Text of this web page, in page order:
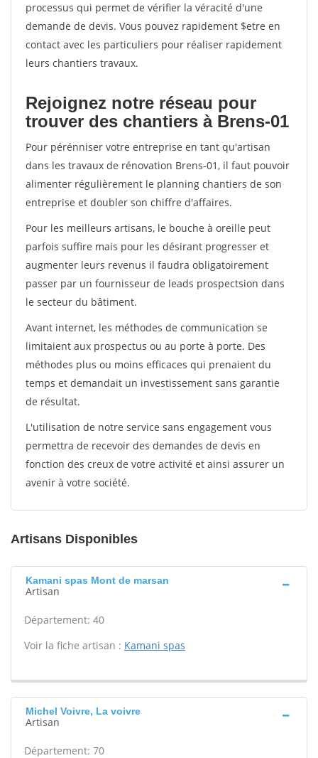
processus qui permet de vérifier la véracité d'une
demande de devis. Vous pouvez rapidement $etre en
contact avec les particuliers pour réaliser rapidement
leurs chantiers travaux.
Rejoignez notre réseau pour
trouver des chantiers à Brens-01
Pour pérénniser votre entreprise en tant qu'artisan
dans les travaux de rénovation Brens-01, il faut pouvoir
alimenter régulièrement le planning chantiers de son
entreprise et doubler son chiffre d'affaires.
Pour les meilleurs artisans, le bouche à oreille peut
parfois suffire mais pour les désirant progresser et
augmenter leurs revenus il faudra obligatoirement
passer par un fournisseur de leads prospectsion dans
le secteur du bâtiment.
Avant internet, les méthodes de communication se
limitaient aux prospectus ou au porte à porte. Des
méthodes plus ou moins efficaces qui prenaient du
temps et demandait un investissement sans garantie
de résultat.
L'utilisation de notre service sans engagement vous
permettra de recevoir des demandes de devis en
fonction des creux de votre activité et ainsi assurer un
avenir à votre société.
Artisans Disponibles
Kamani spas Mont de marsan
Artisan
Département: 40
Voir la fiche artisan : Kamani spas
Michel Voivre, La voivre
Artisan
Département: 70